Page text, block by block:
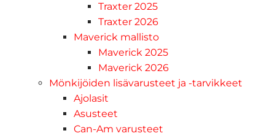
Traxter 2025
Traxter 2026
Maverick mallisto
Maverick 2025
Maverick 2026
Mönkijöiden lisävarusteet ja -tarvikkeet
Ajolasit
Asusteet
Can-Am varusteet